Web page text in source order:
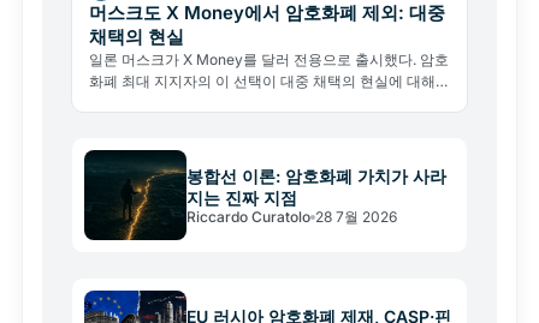
머스크도 X Money에서 암호화폐 제외: 대중
채택의 현실
일론 머스크가 X Money를 달러 전용으로 출시했다. 암호
화폐 최대 지지자의 이 선택이 대중 채택의 현실에 대해
봉합선 이론: 암호화폐 가치가 사라
지는 진짜 지점
Riccardo Curatolo 28 7월 2026
EU 러시아 암호화폐 제재, CASP·핀